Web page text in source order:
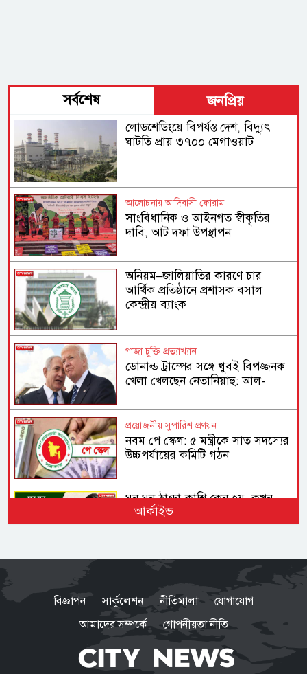
সর্বশেষ জনপ্রিয়
লোডশেডিংয়ে বিপর্যস্ত দেশ, বিদ্যুৎ
ঘাটতি প্রায় ৩৭০০ মেগাওয়াট
আলোচনায় আদিবাসী ফোরাম
সাংবিধানিক ও আইনগত স্বীকৃতির
দাবি, আট দফা উপস্থাপন
অনিয়ম–জালিয়াতির কারণে চার
আর্থিক প্রতিষ্ঠানে প্রশাসক বসাল
কেন্দ্রীয় ব্যাংক
গাজা চুক্তি প্রত্যাখ্যান
ডোনাল্ড ট্রাম্পের সঙ্গে খুবই বিপজ্জনক
খেলা খেলছেন নেতানিয়াহু: আল-
প্রয়োজনীয় সুপারিশ প্রণয়ন
নবম পে স্কেল: ৫ মন্ত্রীকে সাত সদস্যের
উচ্চপর্যায়ের কমিটি গঠন
ঘন ঘন ঠান্ডা-কাশি কেন হয়, কখন
চিন্তার কারণ এবং কী করবেন?
কিডনিতে
শয়তান ঝাঁপিয়ে পড়েছে, সতর্ক থাকার
আহ্বান জামায়াত আমিরের
আর্কাইভ
বিজ্ঞাপন সার্কুলেশন নীতিমালা
যোগাযোগ
আমাদের সম্পর্কে
গোপনীয়তা নীতি